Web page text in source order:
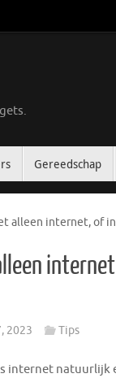
Gereedschap
alleen internet, of
2023 Tips
internet natuurlijk